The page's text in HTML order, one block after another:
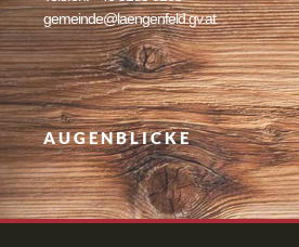
gemeinde@laengenfeld.gv.at
AUGENBLICKE